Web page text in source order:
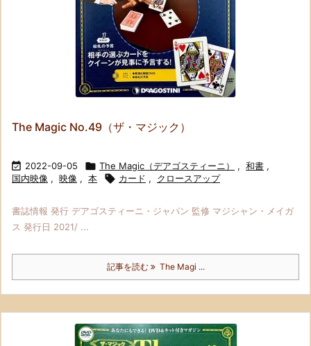
The Magic No.49（ザ・マジック）
 2022-09-05  The Magic（デアゴスティーニ） , 和書 ,
国内映像 , 映像 , 本  カード , クロースアップ
書誌情報 発行 デアゴスティーニ・ジャパン 監修 マジシャン・メイガ
ス 発行日 2021/ ...
記事を読む The Magi ...